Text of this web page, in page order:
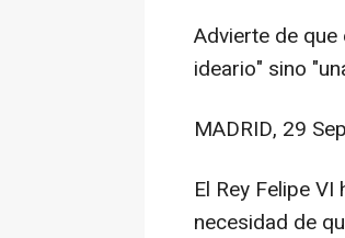
Advierte de
ideario" sino
MADRID, 29
El Rey Felipe
necesidad de